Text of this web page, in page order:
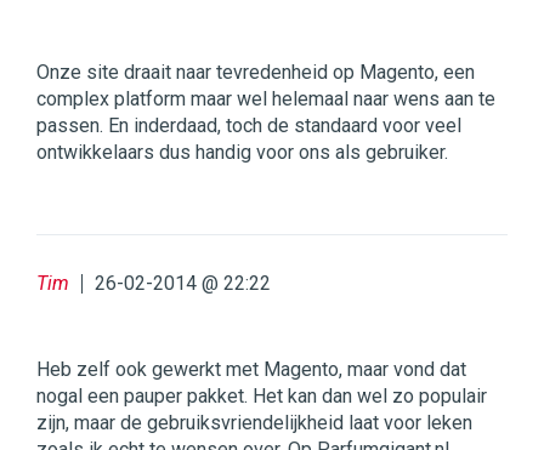
Onze site draait naar tevredenheid op Magento, een
complex platform maar wel helemaal naar wens aan te
passen. En inderdaad, toch de standaard voor veel
ontwikkelaars dus handig voor ons als gebruiker.
Tim 26-02-2014 @ 22:22
Heb zelf ook gewerkt met Magento, maar vond dat
nogal een pauper pakket. Het kan dan wel zo populair
zijn, maar de gebruiksvriendelijkheid laat voor leken